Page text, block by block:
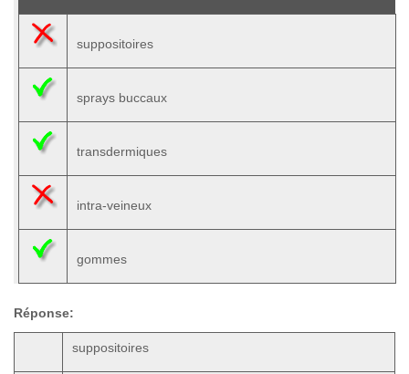
suppositoires
sprays buccaux
transdermiques
intra-veineux
gommes
Réponse:
suppositoires